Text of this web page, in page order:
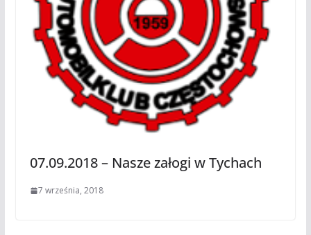
07.09.2018 – Nasze załogi w Tychach
7 września, 2018